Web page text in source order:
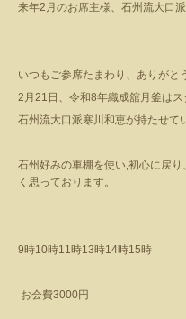
来年2月のお席主様、石州流大口
いつもご参席たまわり、ありがと
2月21日、令和8年織成舘月釜はス
石州流大口派寒川和恵が持たせて
石州好みの車棚を使い,初心に戻
く思っております。
9時10時11時13時14時15時
お会費3000円